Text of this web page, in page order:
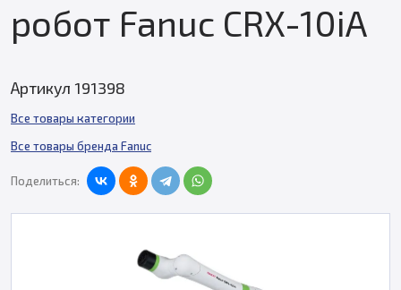
робот Fanuc CRX-10iA
Артикул 191398
Все товары категории
Все товары бренда Fanuc
Поделиться: